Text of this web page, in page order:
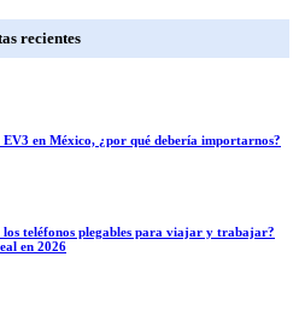
recientes
en México, ¿por qué debería importarnos?
los teléfonos plegables para viajar y trabajar?
en 2026